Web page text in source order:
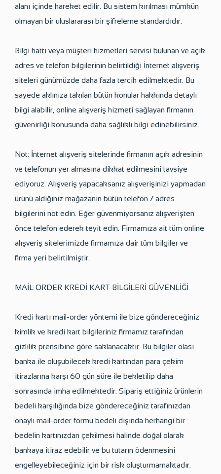
alanı içinde hareket edilir. Bu sistem kırılması mümkün
olmayan bir uluslararası bir şifreleme standardıdır.
Bilgi hattı veya müşteri hizmetleri servisi bulunan ve açık
adres ve telefon bilgilerinin belirtildiği İnternet alışveriş
siteleri günümüzde daha fazla tercih edilmektedir. Bu
sayede aklınıza takılan bütün konular hakkında detaylı
bilgi alabilir, online alışveriş hizmeti sağlayan firmanın
güvenirliği konusunda daha sağlıklı bilgi edinebilirsiniz.
Not: İnternet alışveriş sitelerinde firmanın açık adresinin
ve telefonun yer almasına dikkat edilmesini tavsiye
ediyoruz. Alışveriş yapacaksanız alışverişinizi yapmadan
ürünü aldığınız mağazanın bütün telefon / adres
bilgilerini not edin. Eğer güvenmiyorsanız alışverişten
önce telefon ederek teyit edin. Firmamıza ait tüm online
alışveriş sitelerimizde firmamıza dair tüm bilgiler ve
firma yeri belirtilmiştir.
MAİL ORDER KREDİ KART BİLGİLERİ GÜVENLİĞİ
Kredi kartı mail-order yöntemi ile bize göndereceğiniz
kimlik ve kredi kart bilgileriniz firmamız tarafından
gizlilik prensibine göre saklanacaktır. Bu bilgiler olası
banka ile oluşubilecek kredi kartından para çekim
itirazlarına karşı 60 gün süre ile bekletilip daha
sonrasında imha edilmektedir. Sipariş ettiğiniz ürünlerin
bedeli karşılığında bize göndereceğiniz tarafınızdan
onaylı mail-order formu bedeli dışında herhangi bir
bedelin kartınızdan çekilmesi halinde doğal olarak
bankaya itiraz edebilir ve bu tutarın ödenmesini
engelleyebileceğiniz için bir risk oluşturmamaktadır.